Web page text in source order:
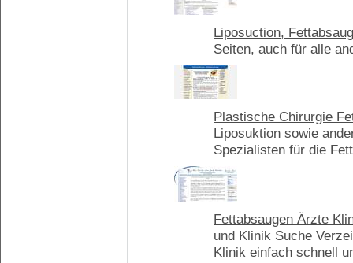
Liposuction,
Seiten, auch für alle
Plastische Chirurgie
Liposuktion sowie
Spezialisten für die
Fettabsaugen Ärzte
und Klinik Suche
Klinik einfach schnell